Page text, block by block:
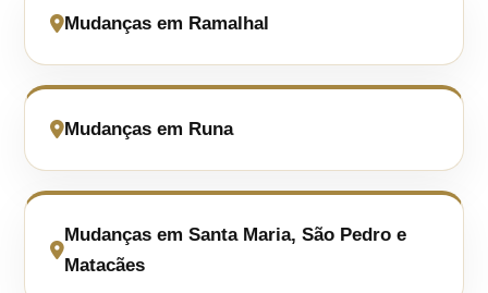
Mudanças em Ramalhal
Mudanças em Runa
Mudanças em Santa Maria, São Pedro e
Matacães